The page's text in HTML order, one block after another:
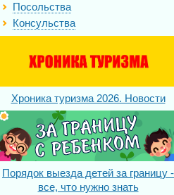
Посольства
Консульства
Хроника туризма 2026. Новости
Порядок выезда детей за границу -
все, что нужно знать